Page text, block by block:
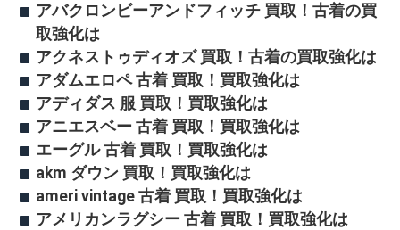
アバクロンビーアンドフィッチ 買取！古着の買
取強化は
アクネストゥディオズ 買取！古着の買取強化は
アダムエロペ 古着 買取！買取強化は
アディダス 服 買取！買取強化は
アニエスベー 古着 買取！買取強化は
エーグル 古着 買取！買取強化は
akm ダウン 買取！買取強化は
ameri vintage 古着 買取！買取強化は
アメリカンラグシー 古着 買取！買取強化は